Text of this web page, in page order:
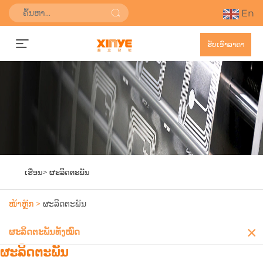
En
ຮັບເອົາລາຄາ
ເຮືອນ> ຜະລິດຕະພັນ
ໜ້າຫຼັກ > ຜະລິດຕະພັນ
ຜະລິດຕະພັນທັງໝົດ
ຜະລິດຕະພັນ